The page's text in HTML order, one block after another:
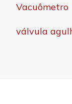
Vacuômetro
válvula